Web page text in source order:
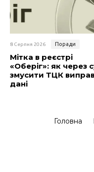
8 Серпня 2026 Поради
Мітка в реєстрі
«Оберіг»: як через
змусити ТЦК
дані
Головна